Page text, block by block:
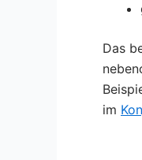
Das
im